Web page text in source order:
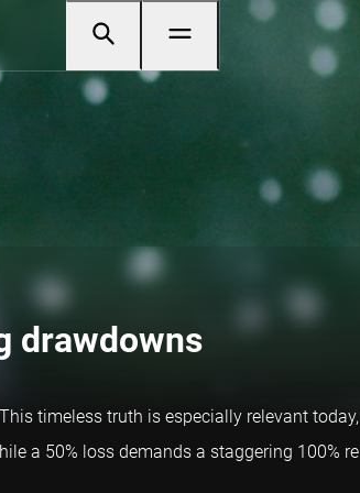
drawdowns
timeless truth is especially relevant
a 50% loss demands a staggering 100%